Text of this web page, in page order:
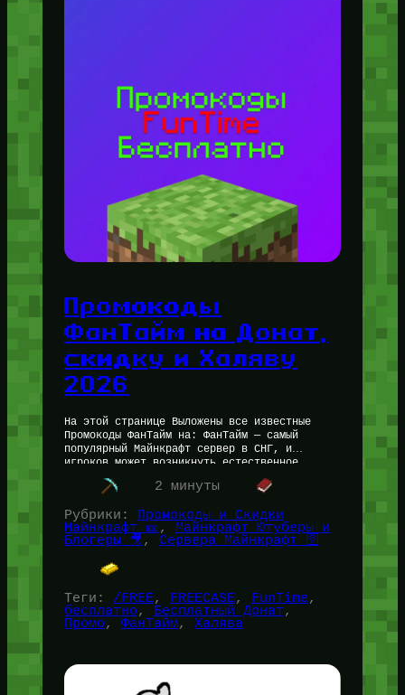
Промокоды
ФанТайм на Донат,
скидку и Халяву
2026
На этой странице Выложены все известные
Промокоды ФанТайм на: ФанТайм — самый
популярный Майнкрафт сервер в СНГ, и
игроков может возникнуть естественное
желание получить бесплатный донат и прочую
халяву от…
2 минуты
Рубрики:
Промокоды и Скидки
Майнкрафт 🎫 ,
Майнкрафт Ютуберы и
Блогеры 🎥 , Сервера Майнкрафт 🛜
Теги: /FREE, FREECASE, FunTime
бесплатно, Бесплатный Донат
Промо, ФанТайм, Халява